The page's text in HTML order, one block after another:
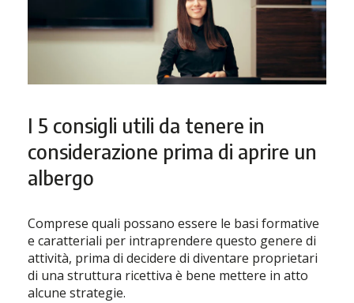
I 5 consigli utili da tenere in
considerazione prima di aprire un
albergo
Comprese quali possano essere le basi formative
e caratteriali per intraprendere questo genere di
attività, prima di decidere di diventare proprietari
di una struttura ricettiva è bene mettere in atto
alcune strategie.